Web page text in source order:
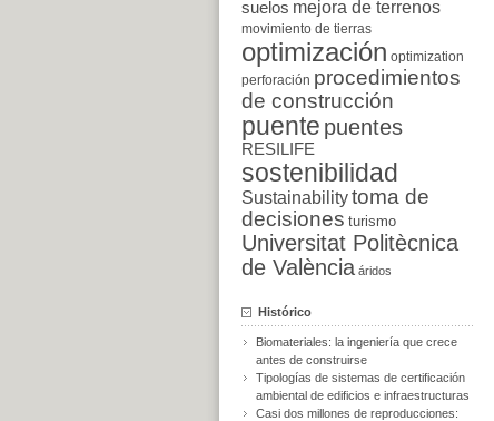
suelos mejora de terrenos
movimiento de tierras
optimización optimization
perforación procedimientos
de construcción
puente puentes
RESILIFE
sostenibilidad
Sustainabilitytoma de
decisiones turismo
Universitat Politècnica
de València áridos
Histórico
Biomateriales: la ingeniería que crece
antes de construirse
Tipologías de sistemas de certificación
ambiental de edificios e infraestructuras
Casi dos millones de reproducciones: